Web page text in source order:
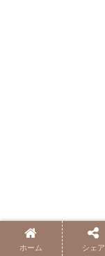
ホーム シェア